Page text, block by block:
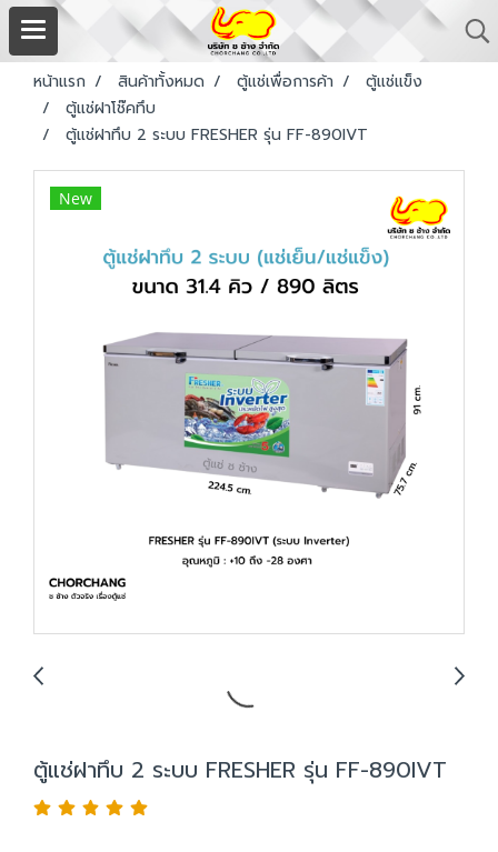
หน้าแรก สินค้าทั้งหมด ตู้แช่เพื่อการค้า
ตู้แช่แข็ง
ตู้แช่ฝาโช๊คทึบ
ตู้แช่ฝาทึบ 2 ระบบ FRESHER รุ่น FF-890IVT
New
ตู้แช่ฝาทึบ 2 ระบบ FRESHER รุ่น FF-890IVT